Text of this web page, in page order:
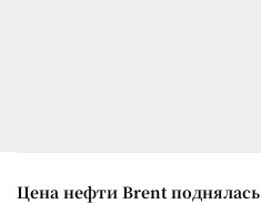
Цена нефти Brent поднялась